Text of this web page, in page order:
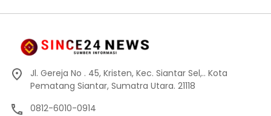
Jl. Gereja No . 45, Kristen, Kec. Siantar Sel,.. Kota
Pematang Siantar, Sumatra Utara. 21118
0812-6010-0914